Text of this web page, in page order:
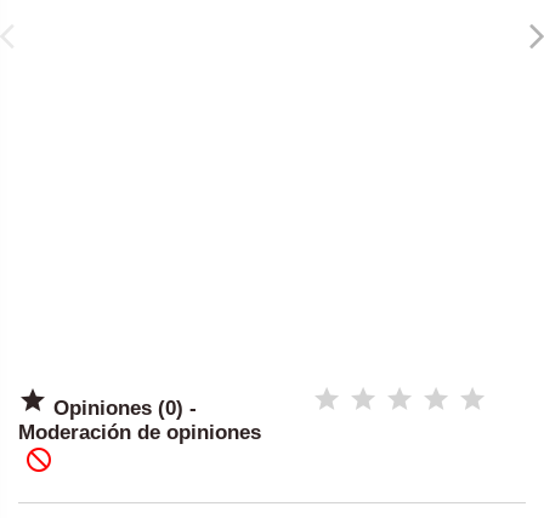
 Opiniones (0) -
Moderación de opiniones
